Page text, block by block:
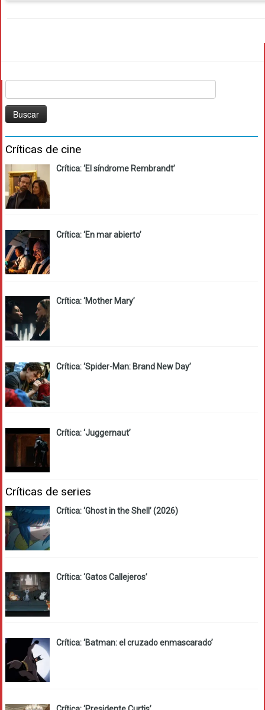
Críticas de cine
Crítica: ‘El síndrome Rembrandt’
Crítica: ‘En mar abierto’
Crítica: ‘Mother Mary’
Crítica: ‘Spider-Man: Brand New Day’
Crítica: ‘Juggernaut’
Críticas de series
Crítica: ‘Ghost in the Shell’ (2026)
Crítica: ‘Gatos Callejeros’
Crítica: ‘Batman: el cruzado enmascarado’